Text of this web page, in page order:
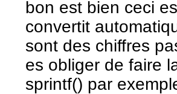
bon est bien ceci
convertit
sont des chiffres
es obliger de faire
sprintf() par